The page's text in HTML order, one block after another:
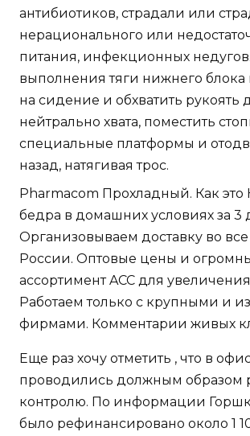
антибиотиков, страдали или
нерационального или
питания, инфекционных
выполнения тяги нижнего блока
на сидение и обхватить рукоять
нейтрально хвата, поместить
специальные платформы и
назад, натягивая трос.
Pharmacom Прохладный. Как это
бедра в домашних условиях за 3
Организовываем доставку во
России. Оптовые цены и
ассортимент ACC для
Работаем только с крупными и
фирмами. Комментарии живых
Еще раз хочу отметить , что в
проводились должным образом
контролю. По информации
было рефинансировано около 1